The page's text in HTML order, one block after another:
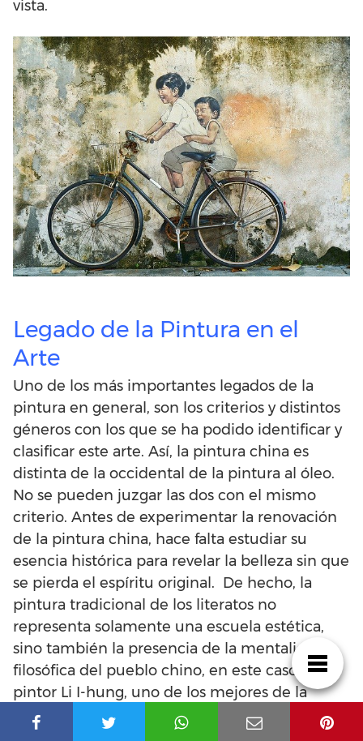
vista.
Legado de la Pintura en el
Arte
Uno de los más importantes legados de la
pintura en general, son los criterios y distintos
géneros con los que se ha podido identificar y
clasificar este arte. Así, la pintura china es
distinta de la occidental de la pintura al óleo.
No se pueden juzgar las dos con el mismo
criterio. Antes de experimentar la renovación
de la pintura china, hace falta estudiar su
esencia histórica para revelar la belleza sin que
se pierda el espíritu original. De hecho, la
pintura tradicional de los literatos no
representa solamente una escuela estética,
sino también la presencia de la mentalidad
filosófica del pueblo chino, en este caso. El
pintor Li I-hung, uno de los mejores de la
pintura china contemporánea cita las palabras